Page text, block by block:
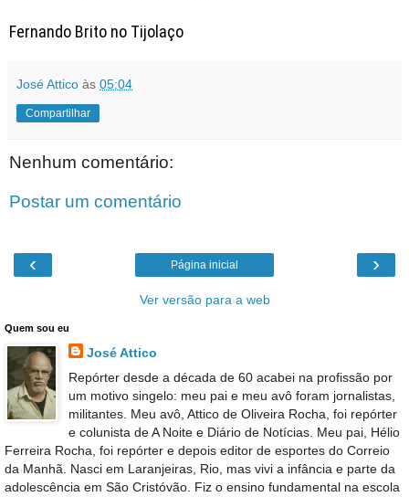
Fernando Brito no Tijolaço
José Attico às 05:04
Compartilhar
Nenhum comentário:
Postar um comentário
‹ ›
Página inicial
Ver versão para a web
Quem sou eu
José Attico
Repórter desde a década de 60 acabei na profissão por
um motivo singelo: meu pai e meu avô foram jornalistas,
militantes. Meu avô, Attico de Oliveira Rocha, foi repórter
e colunista de A Noite e Diário de Notícias. Meu pai, Hélio
Ferreira Rocha, foi repórter e depois editor de esportes do Correio
da Manhã. Nasci em Laranjeiras, Rio, mas vivi a infância e parte da
adolescência em São Cristóvão. Fiz o ensino fundamental na escola